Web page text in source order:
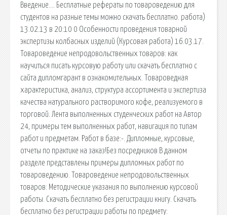
Введение…. Бесплатные рефераты по товароведению для
студентов на разные темы можно скачать бесплатно. работа)
13.02.13 в 20:10 0 Особенности проведения товарной
экспертизы колбасных изделий (Курсовая работа) 16.03.17.
Товароведение непродовольственных товаров: как
научиться писать курсовую работу или скачать бесплатно с
сайта дипломгарант в ознакомительных. Товароведная
характеристика, анализ, структура ассортимента и экспертиза
качества натурального растворимого кофе, реализуемого в
торговой. Лента выполненных студенческих работ на Автор
24, примеры тем выполненных работ, навигация по типам
работ и предметам. Работ в базе:-. Дипломные, курсовые,
отчеты по практике на заказ!Без посредников В данном
разделе представлены примеры дипломных работ по
товароведению. Товароведение непродовольственных
товаров: Методические указания по выполнению курсовой
работы. Скачать бесплатно без регистрации книгу. Скачать
бесплатно без регистрации работы по предмету: